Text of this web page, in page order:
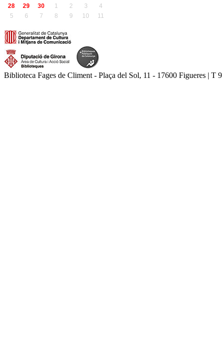
28
29 30 1 2 3
4
5
6 7 8 9 10 11
Biblioteca Fages de Climent - Plaça del Sol, 11 - 17600 Figueres |